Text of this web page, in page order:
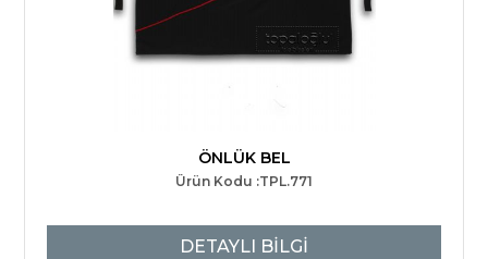
ÖNLÜK BEL
Ürün Kodu :TPL.771
DETAYLI BİLGİ